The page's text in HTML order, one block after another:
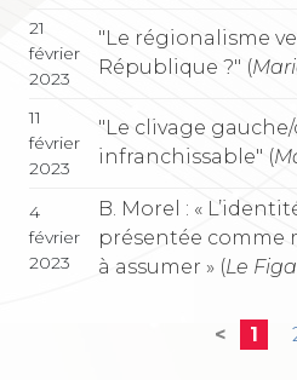
21
février
2023
"Le régionalisme
République ?" (
11
février
2023
"Le clivage
infranchissable" (
4
février
2023
B. Morel : «
présentée comme
à assumer » (Le
< 1